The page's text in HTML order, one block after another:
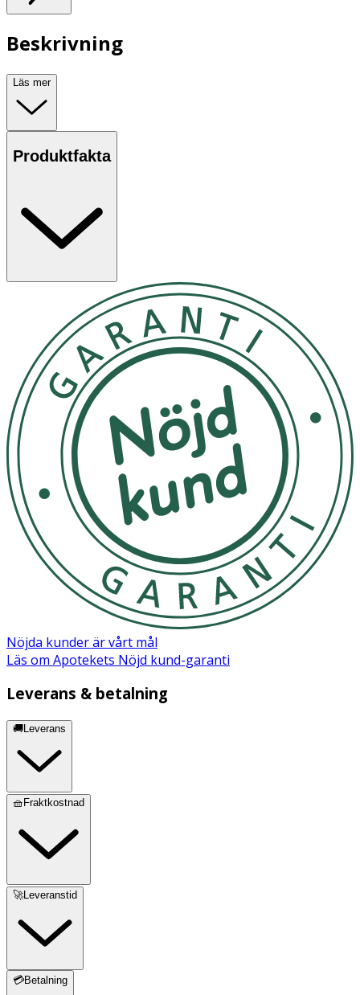
Beskrivning
Läs mer
Produktfakta
Nöjda kunder är vårt mål
Läs om Apotekets Nöjd kund-garanti
Leverans & betalning
🚚Leverans
🧺Fraktkostnad
🚀Leveranstid
💳Betalning